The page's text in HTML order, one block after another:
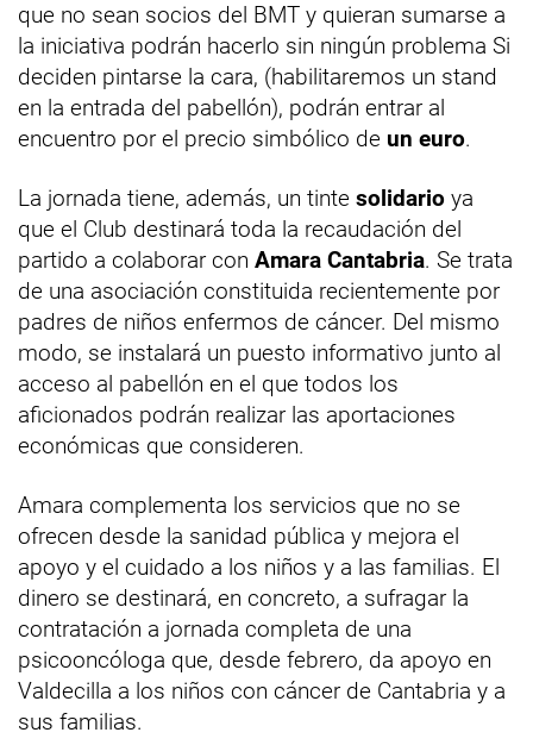
que no sean socios del BMT y quieran sumarse a
la iniciativa podrán hacerlo sin ningún problema Si
deciden pintarse la cara, (habilitaremos un stand
en la entrada del pabellón), podrán entrar al
encuentro por el precio simbólico de un euro.
La jornada tiene, además, un tinte solidario ya
que el Club destinará toda la recaudación del
partido a colaborar con Amara Cantabria. Se trata
de una asociación constituida recientemente por
padres de niños enfermos de cáncer. Del mismo
modo, se instalará un puesto informativo junto al
acceso al pabellón en el que todos los
aficionados podrán realizar las aportaciones
económicas que consideren.
Amara complementa los servicios que no se
ofrecen desde la sanidad pública y mejora el
apoyo y el cuidado a los niños y a las familias. El
dinero se destinará, en concreto, a sufragar la
contratación a jornada completa de una
psicooncóloga que, desde febrero, da apoyo en
Valdecilla a los niños con cáncer de Cantabria y a
sus familias.